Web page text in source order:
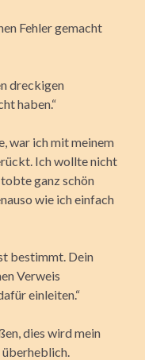
Fehler gemacht
dreckigen
haben.“
war ich mit meinem
Ich wollte nicht
tobte ganz schön
wie ich einfach
bestimmt. Dein
Verweis
einleiten.“
dies wird mein